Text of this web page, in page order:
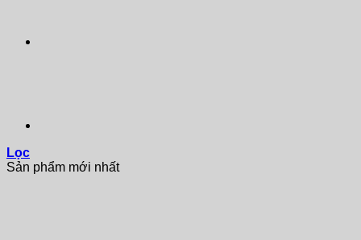
Lọc
Sản phẩm mới nhất